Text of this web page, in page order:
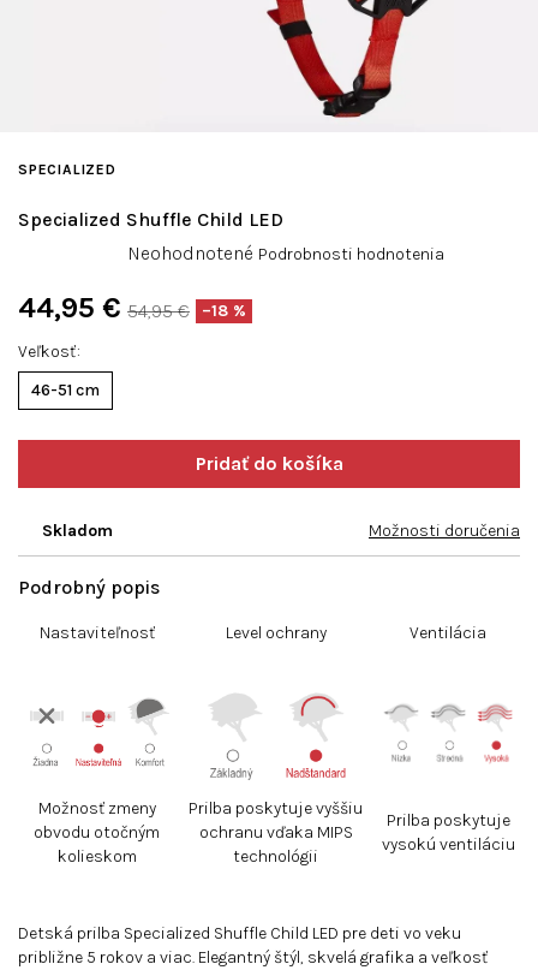
Veľkosť
46-51 cm
54,95 € –18 %
44,95 €
Skladom Možnosti doručenia
Specialized Shuffle Child LED
SPECIALIZED
Priemerné
je
Neohodnotené Podrobnosti hodnotenia
Podrobný popis
Nastaviteľnosť Level ochrany Ventilácia
Možnosť zmeny
obvodu otočným
kolieskom
Prilba poskytuje vyššiu
ochranu vďaka MIPS
technológii
Prilba poskytuje
vysokú ventiláciu
Detská prilba Specialized Shuffle Child LED pre deti vo veku
približne 5 rokov a viac. Elegantný štýl, skvelá grafika a veľkosť